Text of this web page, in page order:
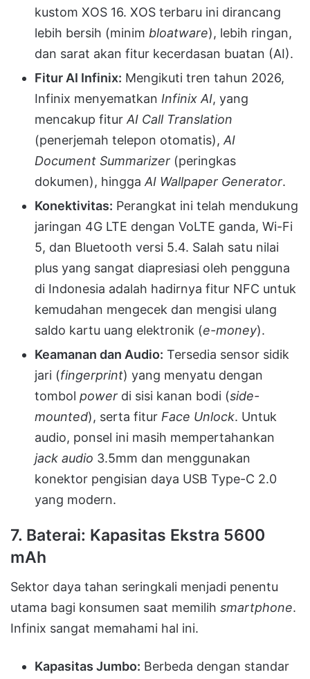
kustom XOS 16. XOS terbaru ini dirancang
lebih bersih (minim bloatware), lebih ringan,
dan sarat akan fitur kecerdasan buatan (AI).
Fitur AI Infinix: Mengikuti tren tahun 2026,
Infinix menyematkan Infinix AI, yang
mencakup fitur AI Call Translation
(penerjemah telepon otomatis), AI
Document Summarizer (peringkas
dokumen), hingga AI Wallpaper Generator.
Konektivitas: Perangkat ini telah mendukung
jaringan 4G LTE dengan VoLTE ganda, Wi-Fi
5, dan Bluetooth versi 5.4. Salah satu nilai
plus yang sangat diapresiasi oleh pengguna
di Indonesia adalah hadirnya fitur NFC untuk
kemudahan mengecek dan mengisi ulang
saldo kartu uang elektronik (e-money).
Keamanan dan Audio: Tersedia sensor sidik
jari (fingerprint) yang menyatu dengan
tombol power di sisi kanan bodi (side-
mounted), serta fitur Face Unlock. Untuk
audio, ponsel ini masih mempertahankan
jack audio 3.5mm dan menggunakan
konektor pengisian daya USB Type-C 2.0
yang modern.
7. Baterai: Kapasitas Ekstra 5600
mAh
Sektor daya tahan seringkali menjadi penentu
utama bagi konsumen saat memilih smartphone.
Infinix sangat memahami hal ini.
Kapasitas Jumbo: Berbeda dengan standar